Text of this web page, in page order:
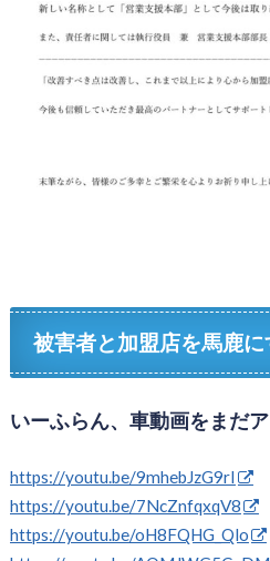
被害者と加盟店を馬鹿
いーふらん、車動画をまだア
https://youtu.be/9mhebJzG9rI
https://youtu.be/7NcZnfqxqV8
https://youtu.be/oH8FQHG_Qlo